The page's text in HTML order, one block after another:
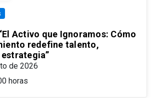
Activo que Ignoramos: Cómo
redefine talento,
de 2026
horas